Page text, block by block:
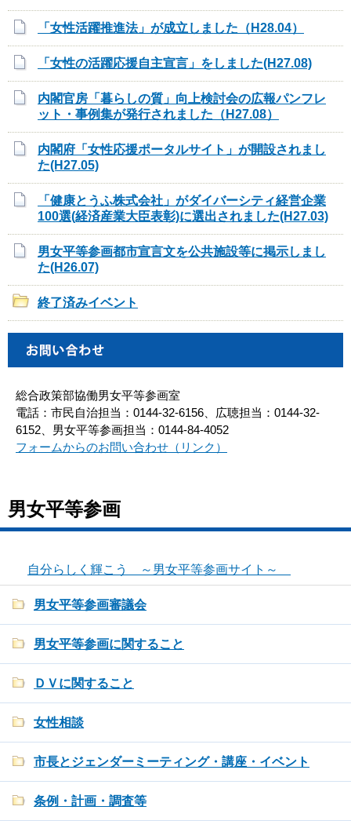
「女性活躍推進法」が成立しました（H28.04）
「女性の活躍応援自主宣言」をしました(H27.08)
内閣官房「暮らしの質」向上検討会の広報パンフレ
ット・事例集が発行されました（H27.08）
内閣府「女性応援ポータルサイト」が開設されまし
た(H27.05)
「健康とうふ株式会社」がダイバーシティ経営企業
100選(経済産業大臣表彰)に選出されました(H27.03)
男女平等参画都市宣言文を公共施設等に掲示しまし
た(H26.07)
終了済みイベント
総合政策部協働男女平等参画室
電話：市民自治担当：0144-32-6156、広聴担当：0144-32-
6152、男女平等参画担当：0144-84-4052
フォームからのお問い合わせ（リンク）
男女平等参画
自分らしく輝こう ～男女平等参画サイト～
男女平等参画審議会
男女平等参画に関すること
ＤＶに関すること
女性相談
市長とジェンダーミーティング・講座・イベント
条例・計画・調査等